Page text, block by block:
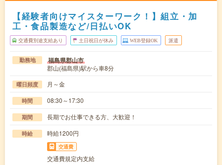
【経験者向けマイスターワーク！】組立・加
工・食品製造など/日払いOK
交通費別途支給あり 土日祝日が休み WEB登録OK 派遣
勤務地 福島県郡山市
郡山(福島県)駅から車8分
曜日頻度 月～金
時間 08:30～17:30
期間 長期でお仕事できる方、大歓迎！
時給 時給1200円
交通費
交通費規定内支給